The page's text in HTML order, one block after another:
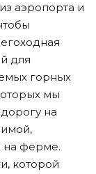
аэропорта и
для
горных
мы
на
на ферме.
которой